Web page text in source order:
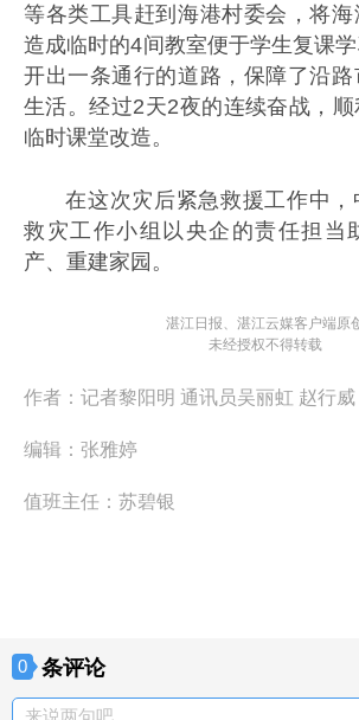
等各类工具赶到海港村委会，将
造成临时的4间教室便于学生复课
开出一条通行的道路，保障了沿
生活。经过2天2夜的连续奋战，
临时课堂改造。
在这次灾后紧急救援工作中
救灾工作小组以央企的责任担当
产、重建家园。
湛江日报、湛江云媒客户端原
未经授权不得转载
作者： 记者黎阳明 通讯员吴丽虹 赵行威
编辑： 张雅婷
值班主任： 苏碧银
0 条评论
来说两句吧。。。